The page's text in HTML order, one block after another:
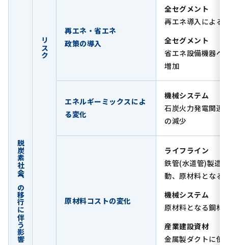
脱炭素社会への移行に伴う影響
リスク
再エネ・省エネ
政策の導入
全セグメント
再エネ導入による
全セグメント
省エネ設備機器へ
増加
エネルギーミックスによ
る変化
機械システム
石炭火力発電関連
の減少
原材料コストの変化
ライフライン
鉄管(水道管)製造
動、原材料となる
機械システム
原材料となる鋼材
産業建設資材
金属製ダクトに使